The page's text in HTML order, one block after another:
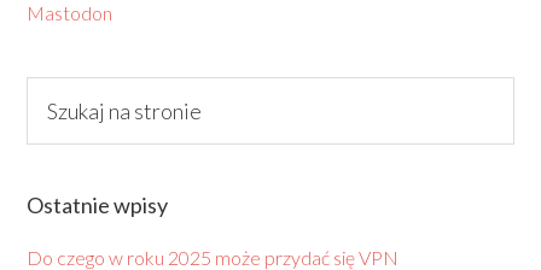
Mastodon
Ostatnie wpisy
Do czego w roku 2025 może przydać się VPN